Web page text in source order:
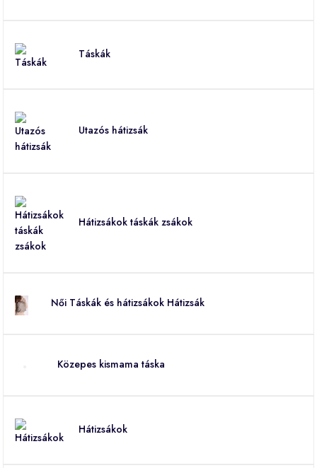
Táskák
Utazós hátizsák
Hátizsákok táskák zsákok
Női Táskák és hátizsákok Hátizsák
Közepes kismama táska
Hátizsákok